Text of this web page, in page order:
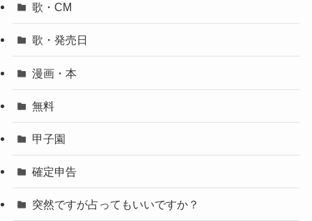
歌・CM
歌・発売日
漫画・本
無料
甲子園
確定申告
突然ですが占ってもいいですか？